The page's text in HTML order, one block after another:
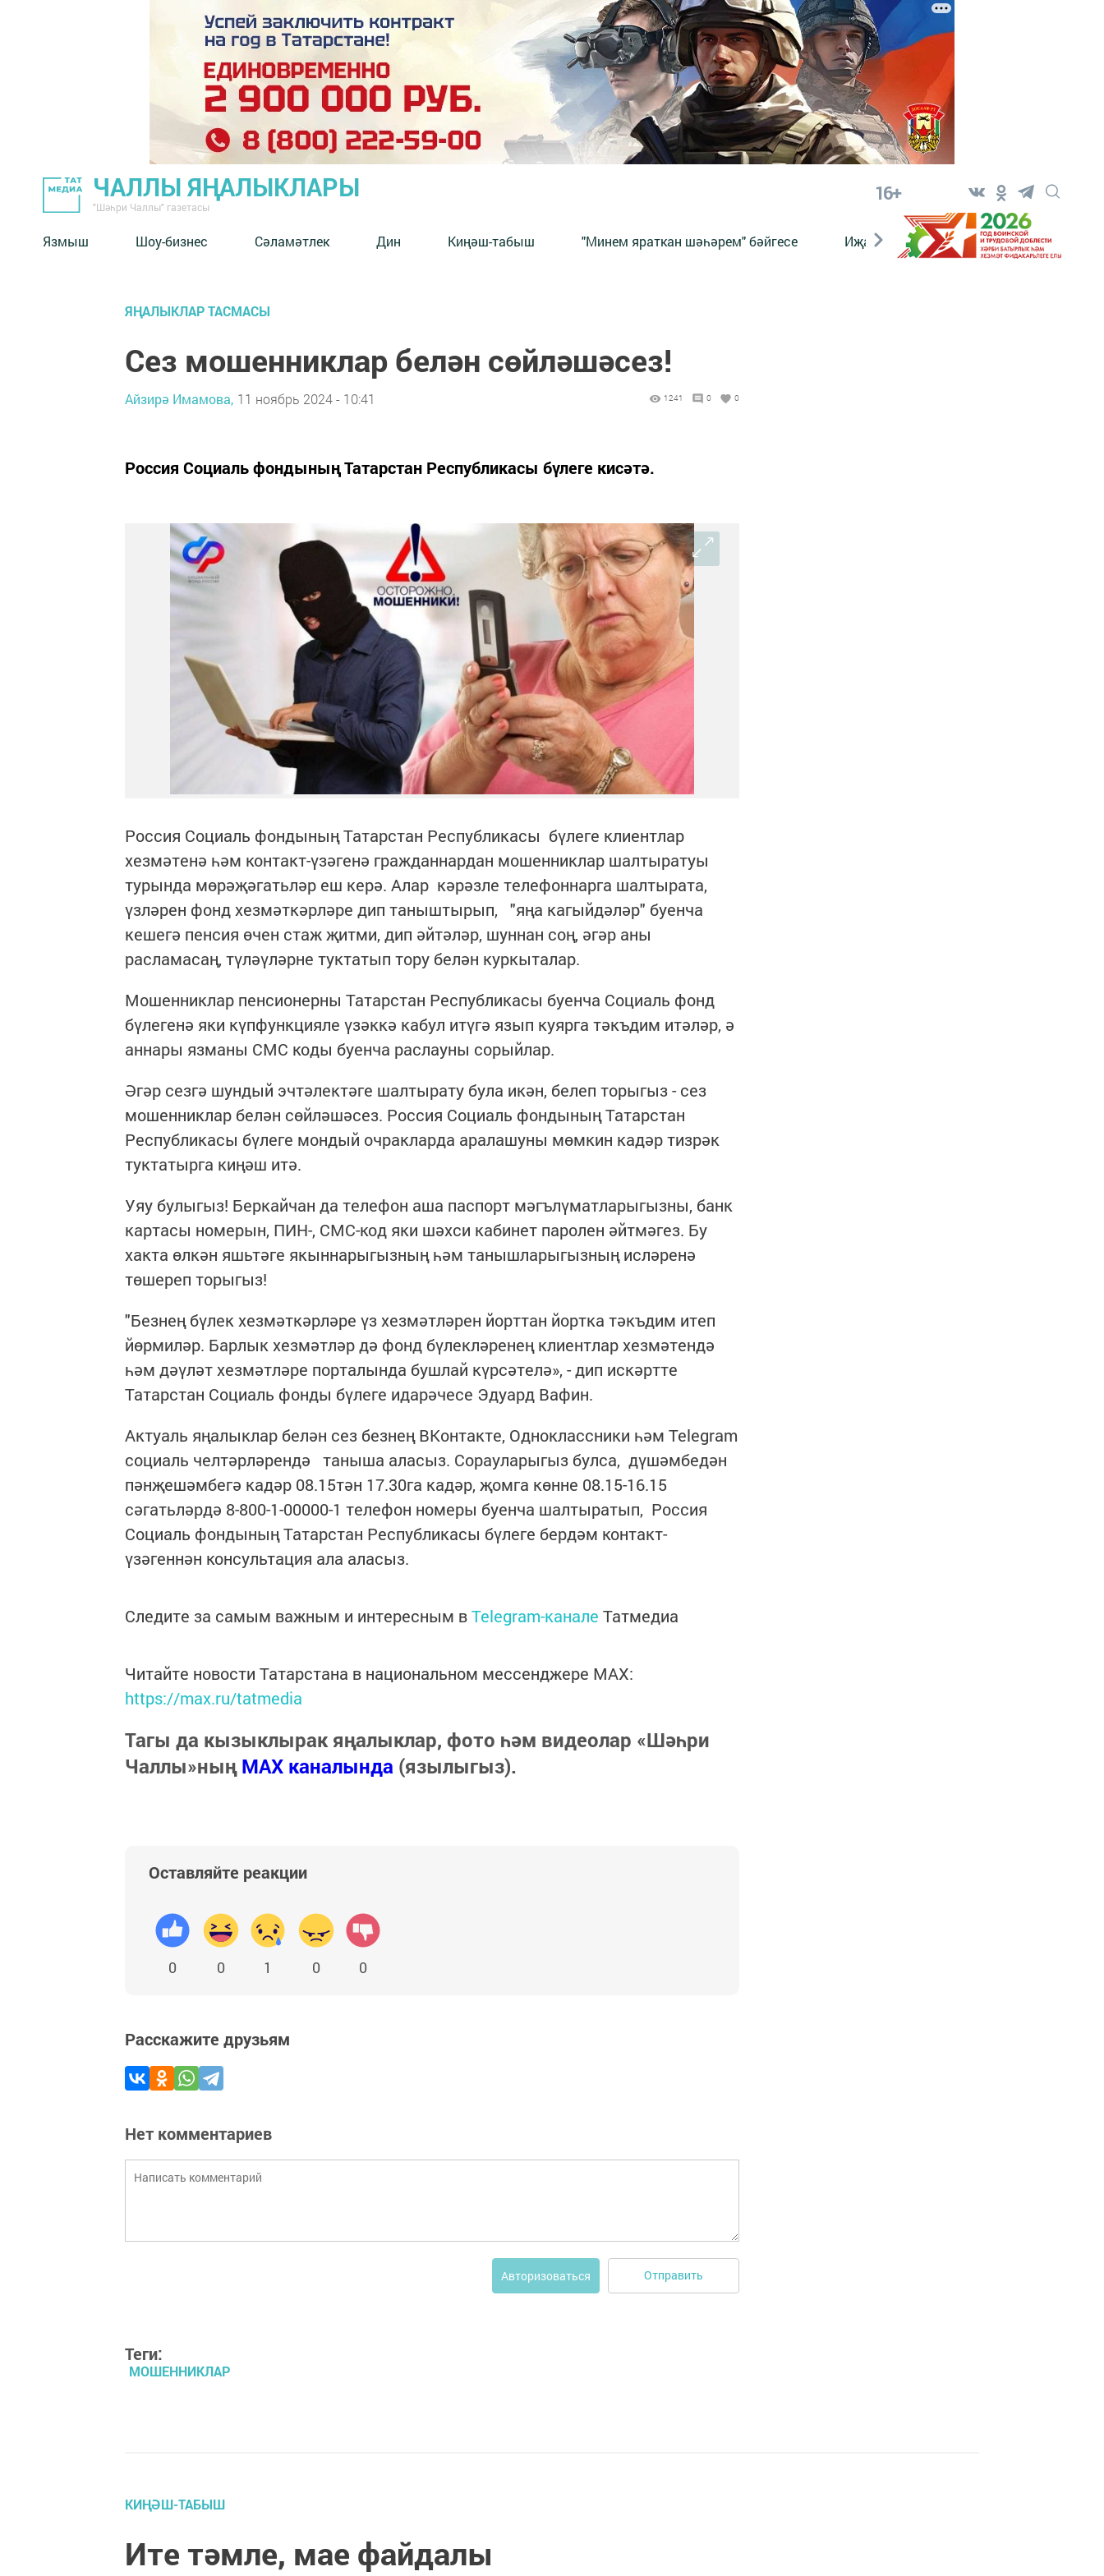
ЧАЛЛЫ ЯҢАЛЫКЛАРЫ
"Шәһри Чаллы" газетасы
16+
Язмыш Шоу-бизнес Сәламәтлек Дин Киңәш-табыш "Минем яраткан шәһәрем" бәйгесе Иҗат Реклама Онлайн
ЯҢАЛЫКЛАР ТАСМАСЫ
Сез мошенниклар белән сөйләшәсез!
Айзирә Имамова, 11 ноябрь 2024 - 10:41 1241 0 0
Россия Социаль фондының Татарстан Республикасы бүлеге кисәтә.
Россия Социаль фондының Татарстан Республикасы бүлеге клиентлар
хезмәтенә һәм контакт-үзәгенә гражданнардан мошенниклар шалтыратуы
турында мөрәҗәгатьләр еш керә. Алар кәрәзле телефоннарга шалтырата,
үзләрен фонд хезмәткәрләре дип таныштырып, "яңа кагыйдәләр" буенча
кешегә пенсия өчен стаж җитми, дип әйтәләр, шуннан соң, әгәр аны
расламасаң, түләүләрне туктатып тору белән куркыталар.
Мошенниклар пенсионерны Татарстан Республикасы буенча Социаль фонд
бүлегенә яки күпфункцияле үзәккә кабул итүгә язып куярга тәкъдим итәләр, ә
аннары язманы СМС коды буенча раслауны сорыйлар.
Әгәр сезгә шундый эчтәлектәге шалтырату була икән, белеп торыгыз - сез
мошенниклар белән сөйләшәсез. Россия Социаль фондының Татарстан
Республикасы бүлеге мондый очракларда аралашуны мөмкин кадәр тизрәк
туктатырга киңәш итә.
Уяу булыгыз! Беркайчан да телефон аша паспорт мәгълүматларыгызны, банк
картасы номерын, ПИН-, СМС-код яки шәхси кабинет паролен әйтмәгез. Бу
хакта өлкән яшьтәге якыннарыгызның һәм танышларыгызның исләренә
төшереп торыгыз!
"Безнең бүлек хезмәткәрләре үз хезмәтләрен йорттан йортка тәкъдим итеп
йөрмиләр. Барлык хезмәтләр дә фонд бүлекләренең клиентлар хезмәтендә
һәм дәүләт хезмәтләре порталында бушлай күрсәтелә», - дип искәртте
Татарстан Социаль фонды бүлеге идарәчесе Эдуард Вафин.
Актуаль яңалыклар белән сез безнең ВКонтакте, Одноклассники һәм Telegram
социаль челтәрләрендә таныша аласыз. Сорауларыгыз булса, дүшәмбедән
пәнҗешәмбегә кадәр 08.15тән 17.30га кадәр, җомга көнне 08.15-16.15
сәгатьләрдә 8-800-1-00000-1 телефон номеры буенча шалтыратып, Россия
Социаль фондының Татарстан Республикасы бүлеге бердәм контакт-
үзәгеннән консультация ала аласыз.
Следите за самым важным и интересным вTelegram-канале Татмедиа
Читайте новости Татарстана в национальном мессенджере MАХ:
https://max.ru/tatmedia
Тагы да кызыклырак яңалыклар, фото һәм видеолар «Шәһри
Чаллы»ныңMAX каналында (язылыгыз).
Оставляйте реакции
0 0 1 0 0
Расскажите друзьям
Нет комментариев
Авторизоваться Отправить
Теги:
МОШЕННИКЛАР
КИҢӘШ-ТАБЫШ
Ите тәмле, мае файдалы